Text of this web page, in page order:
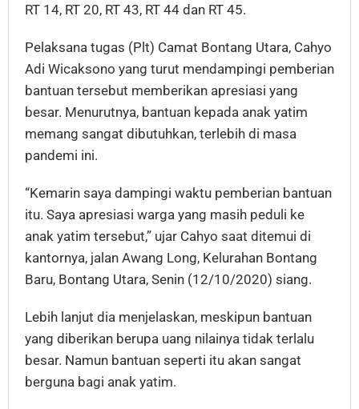
RT 14, RT 20, RT 43, RT 44 dan RT 45.
Pelaksana tugas (Plt) Camat Bontang Utara, Cahyo
Adi Wicaksono yang turut mendampingi pemberian
bantuan tersebut memberikan apresiasi yang
besar. Menurutnya, bantuan kepada anak yatim
memang sangat dibutuhkan, terlebih di masa
pandemi ini.
“Kemarin saya dampingi waktu pemberian bantuan
itu. Saya apresiasi warga yang masih peduli ke
anak yatim tersebut,” ujar Cahyo saat ditemui di
kantornya, jalan Awang Long, Kelurahan Bontang
Baru, Bontang Utara, Senin (12/10/2020) siang.
Lebih lanjut dia menjelaskan, meskipun bantuan
yang diberikan berupa uang nilainya tidak terlalu
besar. Namun bantuan seperti itu akan sangat
berguna bagi anak yatim.